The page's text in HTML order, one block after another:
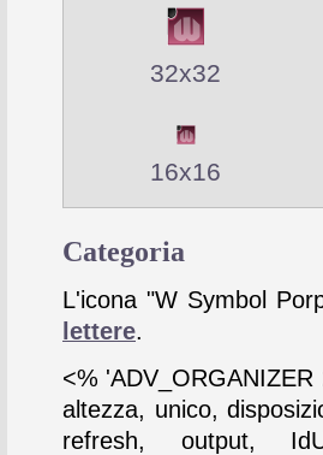
32x32
16x16
Categoria
L'icona "W Symbol
lettere.
<%
altezza, unico,
refresh, output,